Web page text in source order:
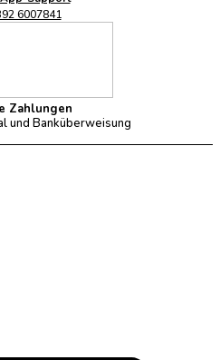
6007841
Zahlungen
und Banküberweisung